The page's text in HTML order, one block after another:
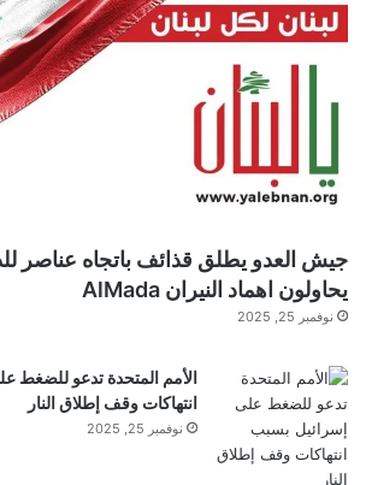
أبطال أوروبا في الولايات المتحدة،
تولي منصب الناقل الرئيسي في المملكة
اقرأ أيضًا: بايرن يقلب خسارته أمام
جيش العدو يطلق قذائف باتجاه عناصر
يحاولون اهماد النيران AlMada
نوفمبر 25, 2025
الأمم المتحدة تدعو للضغط
انتهاكات وقف إطلاق النار
نوفمبر 25, 2025